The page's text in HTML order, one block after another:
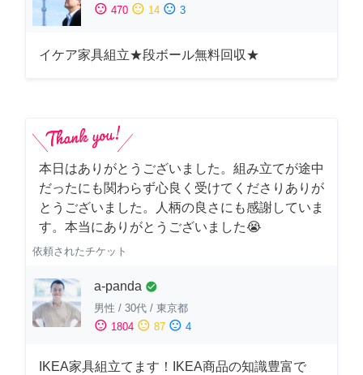
sentiment_satisfied 470 sentiment_neutral 14 sentiment_dissatisfied 3
イケア家具組立★段ボール無料回収★
本日はありがとうございました。組み立てが途中
だったにも関わらず心良く受けてくださりありが
とうございました。人柄の良さにも感謝していま
す。本当にありがとうございました😭
依頼されたチケット
a-panda check_circle
男性 / 30代 / 東京都
sentiment_satisfied 1804 sentiment_neutral 87 sentiment_dissatisfied 4
IKEA家具組立てます！IKEA商品の知識豊富で